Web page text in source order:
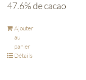
47.6% de cacao
Ajouter
au
panier
Détails